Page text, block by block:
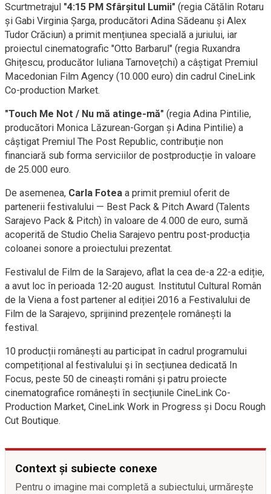
Scurtmetrajul "4:15 PM Sfârșitul Lumii" (regia Cătălin Rotaru
și Gabi Virginia Șarga, producători Adina Sădeanu și Alex
Tudor Crăciun) a primit mențiunea specială a juriului, iar
proiectul cinematografic "Otto Barbarul" (regia Ruxandra
Ghițescu, producător Iuliana Tarnovețchi) a câștigat Premiul
Macedonian Film Agency (10.000 euro) din cadrul CineLink
Co-production Market.
"Touch Me Not / Nu mă atinge-mă" (regia Adina Pintilie,
producători Monica Lăzurean-Gorgan și Adina Pintilie) a
câștigat Premiul The Post Republic, contribuție non
financiară sub forma serviciilor de postproducție în valoare
de 25.000 euro.
De asemenea, Carla Fotea a primit premiul oferit de
partenerii festivalului — Best Pack & Pitch Award (Talents
Sarajevo Pack & Pitch) în valoare de 4.000 de euro, sumă
acoperită de Studio Chelia Sarajevo pentru post-producția
coloanei sonore a proiectului prezentat.
Festivalul de Film de la Sarajevo, aflat la cea de-a 22-a ediție,
a avut loc în perioada 12-20 august. Institutul Cultural Român
de la Viena a fost partener al ediției 2016 a Festivalului de
Film de la Sarajevo, sprijinind prezențele românești la
festival.
10 producții românești au participat în cadrul programului
competițional al festivalului și în secțiunea dedicată In
Focus, peste 50 de cineaști români și patru proiecte
cinematografice românești în secțiunile CineLink Co-
Production Market, CineLink Work in Progress și Docu Rough
Cut Boutique.
Context și subiecte conexe
Pentru o imagine mai completă a subiectului, urmărește